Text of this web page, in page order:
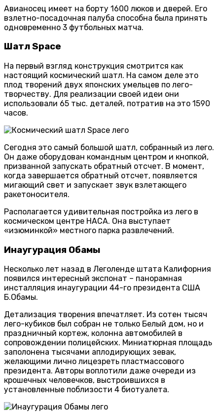
Авианосец имеет на борту 1600 люков и дверей. Его
взлетно-посадочная палуба способна была принять
одновременно 3 футбольных матча.
Шатл Space
На первый взгляд конструкция смотрится как
настоящий космический шатл. На самом деле это
плод творений двух японских умельцев по лего-
творчеству. Для реализации своей идеи они
использовали 65 тыс. деталей, потратив на это 1590
часов.
Сегодня это самый большой шатл, собранный из лего.
Он даже оборудован командным центром и кнопкой,
призванной запускать обратный отсчет. В момент,
когда завершается обратный отсчет, появляется
мигающий свет и запускает звук взлетающего
ракетоносителя.
Располагается удивительная постройка из лего в
космическом центре НАСА. Она выступает
«изюминкой» местного парка развлечений.
Инаугурация Обамы
Несколько лет назад в Леголенде штата Калифорния
появился интересный экспонат – панорамная
инсталляция инаугурации 44-го президента США
Б.Обамы.
Детализация творения впечатляет. Из сотен тысяч
лего-кубиков был собран не только Белый дом, но и
праздничный кортеж, колонна автомобилей в
сопровождении полицейских. Миниатюрная площадь
заполонена тысячами аплодирующих зевак,
желающими лично лицезреть пластмассового
президента. Авторы воплотили даже очереди из
крошечных человечков, выстроившихся в
установленные поблизости 4 биотуалета.